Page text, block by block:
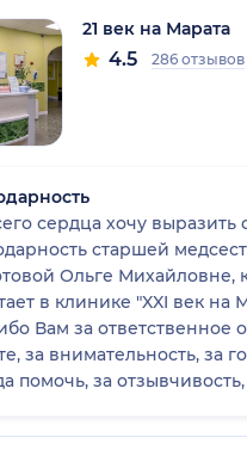
21 век на Марата
4.5 286 отзывов
сердца хочу выразить
старшей
Ольге Михайловне,
в клинике "XXI век на
Вам за ответственное
за внимательность, за
помочь, за
вернутся к Вам в